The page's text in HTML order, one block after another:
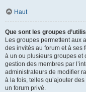
Haut
Que sont les groupes
Les groupes permettent aux
des invités au forum et à
à un ou plusieurs groupes et
gestion des membres par
administrateurs de modifier
à la fois, telles qu’ajouter
un forum privé.